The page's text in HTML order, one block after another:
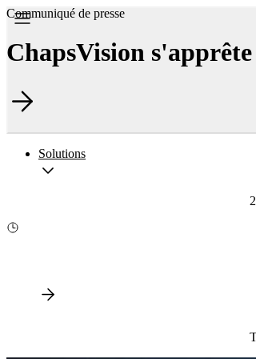
Solutions
Communiqué de presse
ChapsVision